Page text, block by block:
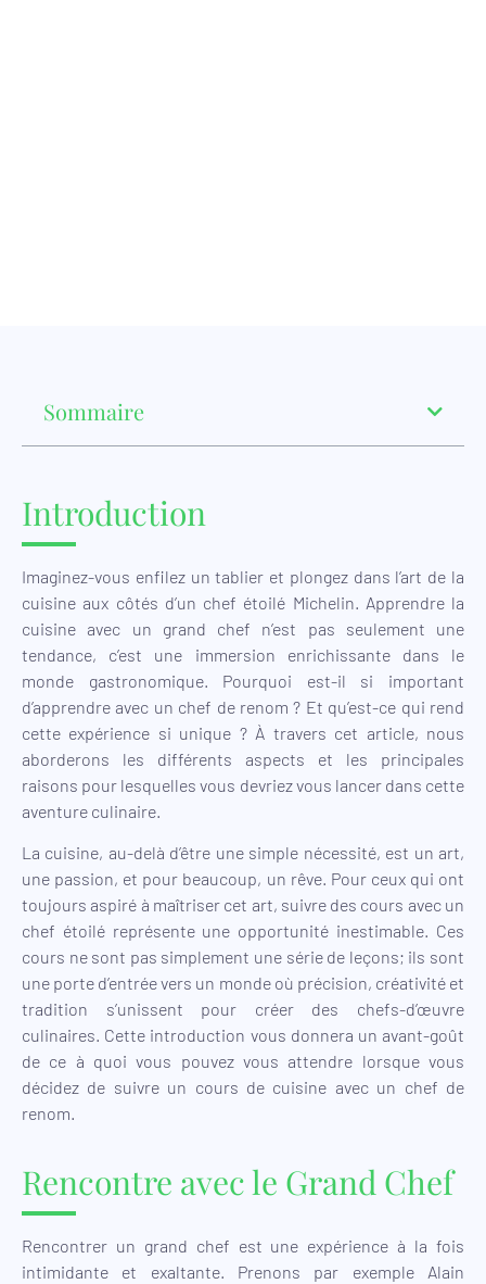
Sommaire
Introduction
Imaginez-vous enfilez un tablier et plongez dans l’art de la
cuisine aux côtés d’un chef étoilé Michelin. Apprendre la
cuisine avec un grand chef n’est pas seulement une
tendance, c’est une immersion enrichissante dans le
monde gastronomique. Pourquoi est-il si important
d’apprendre avec un chef de renom ? Et qu’est-ce qui rend
cette expérience si unique ? À travers cet article, nous
aborderons les différents aspects et les principales
raisons pour lesquelles vous devriez vous lancer dans cette
aventure culinaire.
La cuisine, au-delà d’être une simple nécessité, est un art,
une passion, et pour beaucoup, un rêve. Pour ceux qui ont
toujours aspiré à maîtriser cet art, suivre des cours avec un
chef étoilé représente une opportunité inestimable. Ces
cours ne sont pas simplement une série de leçons; ils sont
une porte d’entrée vers un monde où précision, créativité et
tradition s’unissent pour créer des chefs-d’œuvre
culinaires. Cette introduction vous donnera un avant-goût
de ce à quoi vous pouvez vous attendre lorsque vous
décidez de suivre un cours de cuisine avec un chef de
renom.
Rencontre avec le Grand Chef
Rencontrer un grand chef est une expérience à la fois
intimidante et exaltante. Prenons par exemple Alain